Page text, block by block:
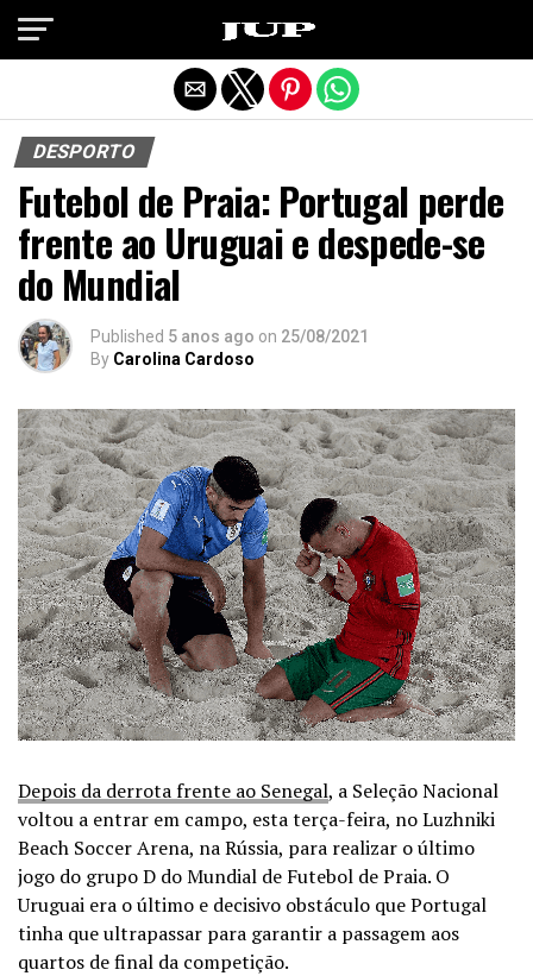
DESPORTO
Futebol de Praia: Portugal perde
frente ao Uruguai e despede-se
do Mundial
Published 5 anos ago on 25/08/2021
By Carolina Cardoso
Depois da derrota frente ao Senegal, a Seleção Nacional
voltou a entrar em campo, esta terça-feira, no Luzhniki
Beach Soccer Arena, na Rússia, para realizar o último
jogo do grupo D do Mundial de Futebol de Praia. O
Uruguai era o último e decisivo obstáculo que Portugal
tinha que ultrapassar para garantir a passagem aos
quartos de final da competição.
Exit mobile version